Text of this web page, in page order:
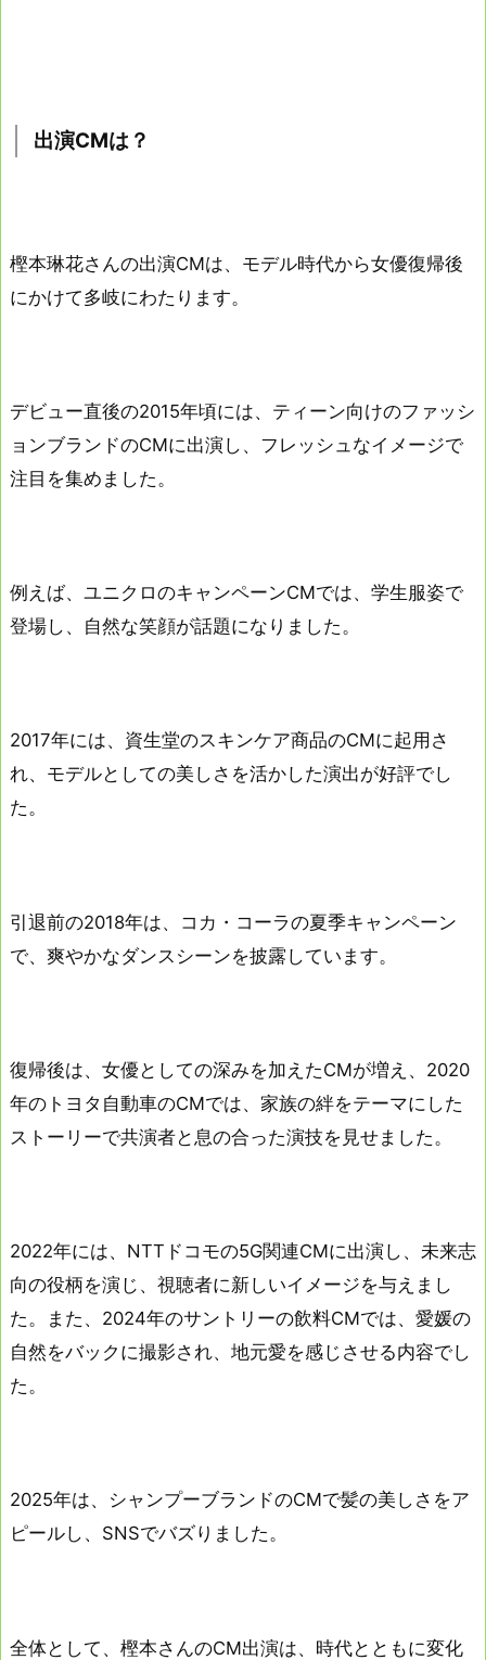
出演CMは？
樫本琳花さんの出演CMは、モデル時代から女優復帰後
にかけて多岐にわたります。
デビュー直後の2015年頃には、ティーン向けのファッシ
ョンブランドのCMに出演し、フレッシュなイメージで
注目を集めました。
例えば、ユニクロのキャンペーンCMでは、学生服姿で
登場し、自然な笑顔が話題になりました。
2017年には、資生堂のスキンケア商品のCMに起用さ
れ、モデルとしての美しさを活かした演出が好評でし
た。
引退前の2018年は、コカ・コーラの夏季キャンペーン
で、爽やかなダンスシーンを披露しています。
復帰後は、女優としての深みを加えたCMが増え、2020
年のトヨタ自動車のCMでは、家族の絆をテーマにした
ストーリーで共演者と息の合った演技を見せました。
2022年には、NTTドコモの5G関連CMに出演し、未来志
向の役柄を演じ、視聴者に新しいイメージを与えまし
た。また、2024年のサントリーの飲料CMでは、愛媛の
自然をバックに撮影され、地元愛を感じさせる内容でし
た。
2025年は、シャンプーブランドのCMで髪の美しさをア
ピールし、SNSでバズりました。
全体として、樫本さんのCM出演は、時代とともに変化